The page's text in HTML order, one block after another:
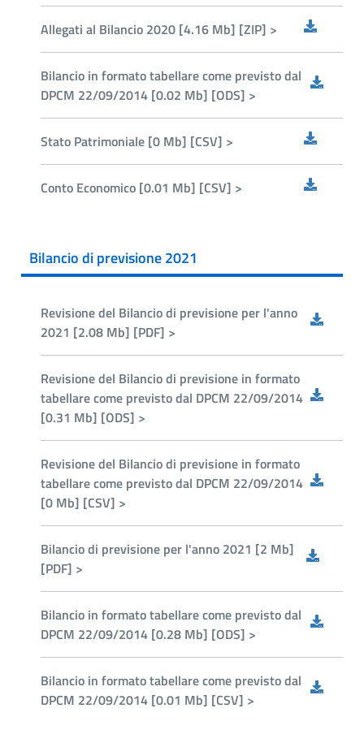
Allegati al Bilancio 2020 [4.16 Mb] [ZIP] >
Bilancio in formato tabellare come previsto dal
DPCM 22/09/2014 [0.02 Mb] [ODS] >
Stato Patrimoniale [0 Mb] [CSV] >
Conto Economico [0.01 Mb] [CSV] >
Bilancio di previsione 2021
Revisione del Bilancio di previsione per l'anno
2021 [2.08 Mb] [PDF] >
Revisione del Bilancio di previsione in formato
tabellare come previsto dal DPCM 22/09/2014
[0.31 Mb] [ODS] >
Revisione del Bilancio di previsione in formato
tabellare come previsto dal DPCM 22/09/2014
[0 Mb] [CSV] >
Bilancio di previsione per l'anno 2021 [2 Mb]
[PDF] >
Bilancio in formato tabellare come previsto dal
DPCM 22/09/2014 [0.28 Mb] [ODS] >
Bilancio in formato tabellare come previsto dal
DPCM 22/09/2014 [0.01 Mb] [CSV] >